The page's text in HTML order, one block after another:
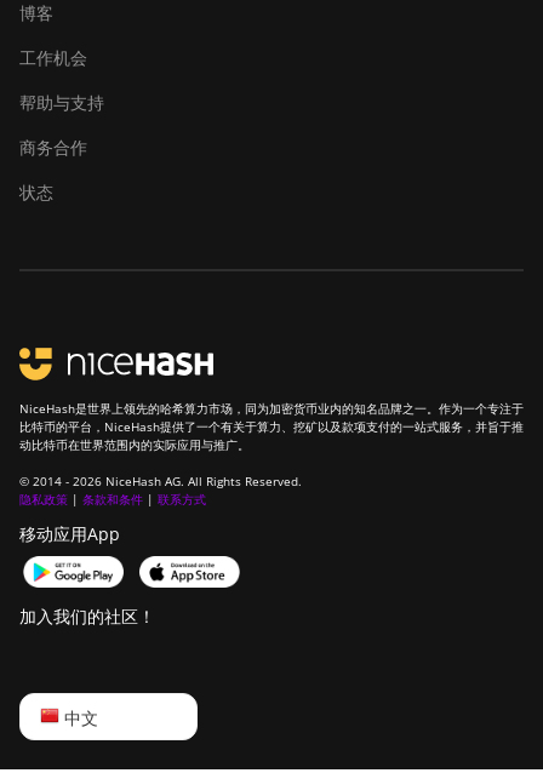
博客
工作机会
帮助与支持
商务合作
状态
NiceHash是世界上领先的哈希算力市场，同为加密货币业内的知名品牌之一。作为一个专注于
比特币的平台，NiceHash提供了一个有关于算力、挖矿以及款项支付的一站式服务，并旨于推
动比特币在世界范围内的实际应用与推广。
© 2014 - 2026 NiceHash AG. All Rights Reserved.
隐私政策 | 条款和条件 | 联系方式
移动应用App
加入我们的社区！
中文
English